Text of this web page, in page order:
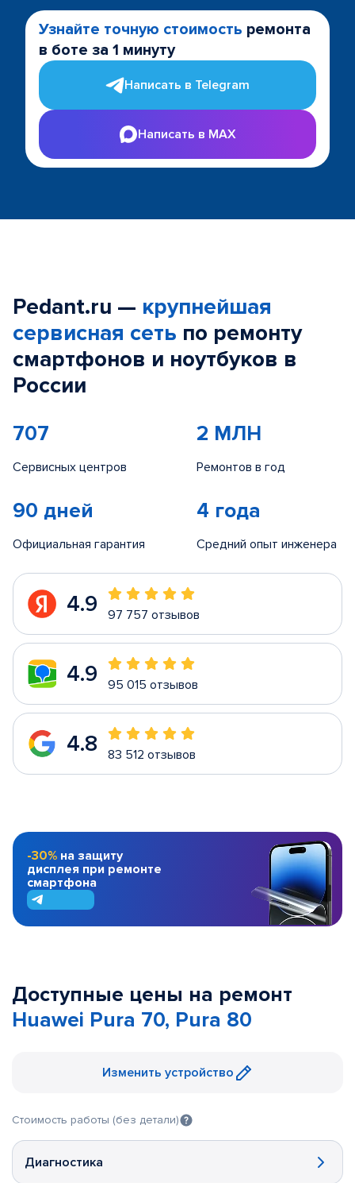
Узнайте точную стоимость ремонта
в боте за 1 минуту
Написать в Telegram
Написать в MAX
Pedant.ru — крупнейшая
сервисная сеть по ремонту
смартфонов и ноутбуков в
России
707
Сервисных центров
2 МЛН
Ремонтов в год
90 дней
Официальная гарантия
4 года
Средний опыт инженера
4.9 97 757 отзывов
4.9 95 015 отзывов
4.8 83 512 отзывов
-30% на защиту
дисплея при ремонте
смартфона
Доступные цены на ремонт
Huawei Pura 70, Pura 80
Изменить устройство
Стоимость работы (без детали)
Диагностика